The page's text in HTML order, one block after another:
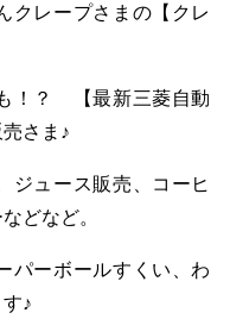
クレープさまの【クレ
！？ 【最新三菱自動
さま♪
ジュース販売、コーヒ
どなど。
パーボールすくい、わ
♪